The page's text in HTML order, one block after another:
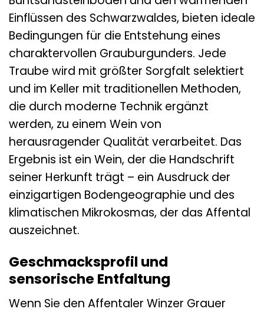
Einflüssen des Schwarzwaldes, bieten ideale
Bedingungen für die Entstehung eines
charaktervollen Grauburgunders. Jede
Traube wird mit größter Sorgfalt selektiert
und im Keller mit traditionellen Methoden,
die durch moderne Technik ergänzt
werden, zu einem Wein von
herausragender Qualität verarbeitet. Das
Ergebnis ist ein Wein, der die Handschrift
seiner Herkunft trägt – ein Ausdruck der
einzigartigen Bodengeographie und des
klimatischen Mikrokosmas, der das Affental
auszeichnet.
Geschmacksprofil und
sensorische Entfaltung
Wenn Sie den Affentaler Winzer Grauer